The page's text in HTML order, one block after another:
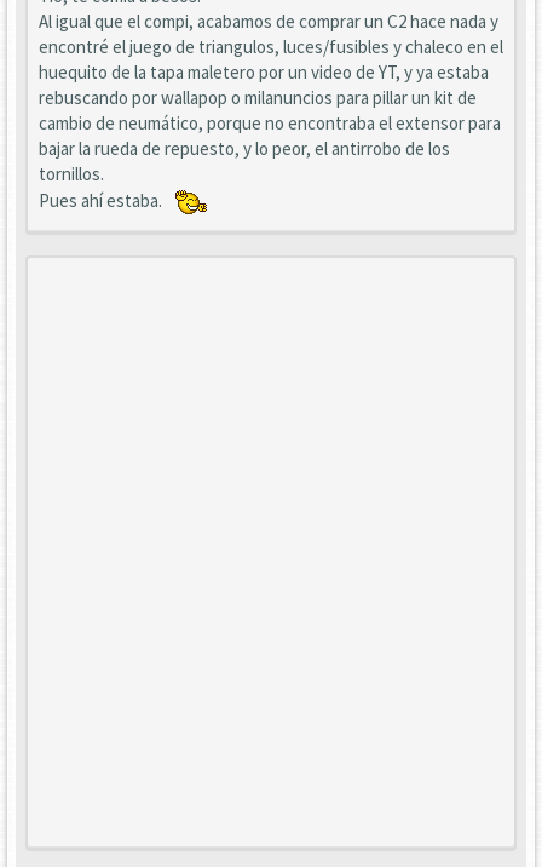
Al igual que el compi, acabamos de comprar un C2 hace nada y
encontré el juego de triangulos, luces/fusibles y chaleco en el
huequito de la tapa maletero por un video de YT, y ya estaba
rebuscando por wallapop o milanuncios para pillar un kit de
cambio de neumático, porque no encontraba el extensor para
bajar la rueda de repuesto, y lo peor, el antirrobo de los
tornillos.
Pues ahí estaba.